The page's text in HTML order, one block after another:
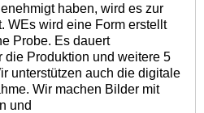
haben, wird es zur
WEs wird eine Form erstellt
Probe. Es dauert
die Produktion und weitere 5
unterstützen auch die digitale
Wir machen Bilder mit
und